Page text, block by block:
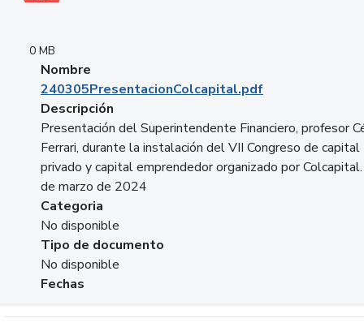
0 MB
Nombre
240305PresentacionColcapital.pdf
Descripción
Presentación del Superintendente Financiero, profesor
Ferrari, durante la instalación del VII Congreso de capital
privado y capital emprendedor organizado por
de marzo de 2024
Categoria
No disponible
Tipo de documento
No disponible
Fechas